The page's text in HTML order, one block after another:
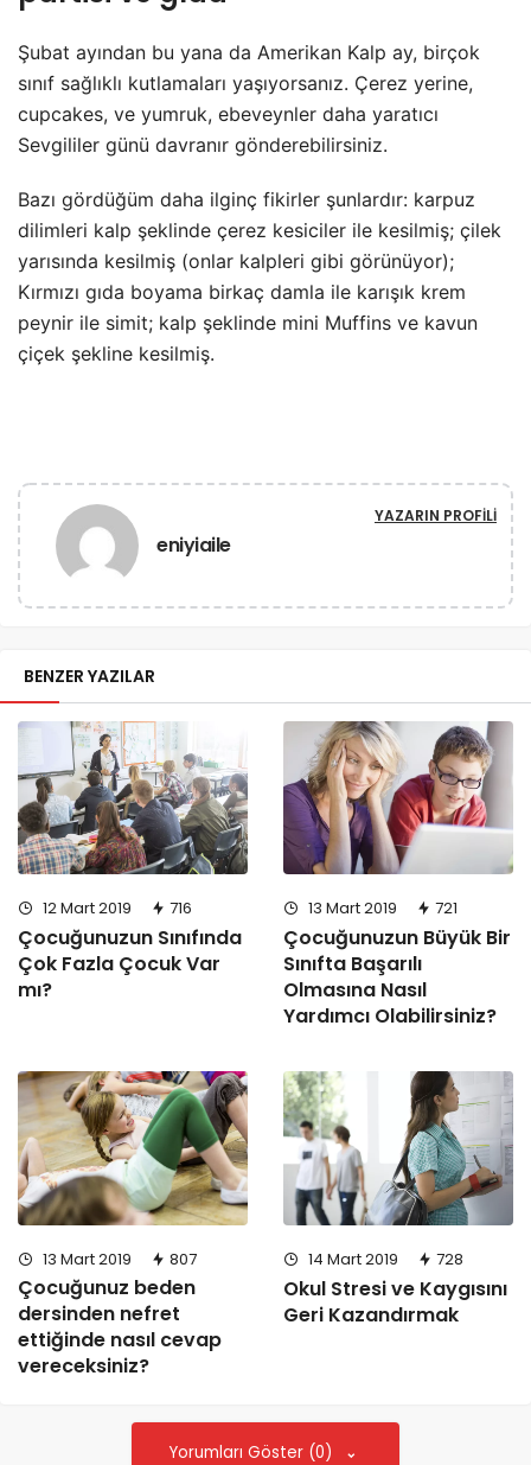
Şubat ayından bu yana da Amerikan Kalp ay, birçok
sınıf sağlıklı kutlamaları yaşıyorsanız. Çerez yerine,
cupcakes, ve yumruk, ebeveynler daha yaratıcı
Sevgililer günü davranır gönderebilirsiniz.
Bazı gördüğüm daha ilginç fikirler şunlardır: karpuz
dilimleri kalp şeklinde çerez kesiciler ile kesilmiş; çilek
yarısında kesilmiş (onlar kalpleri gibi görünüyor);
Kırmızı gıda boyama birkaç damla ile karışık krem
peynir ile simit; kalp şeklinde mini Muffins ve kavun
çiçek şekline kesilmiş.
eniyiaile
YAZARIN PROFILI
BENZER YAZILAR
12 Mart 2019 716
Çocuğunuzun Sınıfında
Çok Fazla Çocuk Var
mı?
13 Mart 2019 721
Çocuğunuzun Büyük Bir
Sınıfta Başarılı
Olmasına Nasıl
Yardımcı Olabilirsiniz?
13 Mart 2019 807
Çocuğunuz beden
dersinden nefret
ettiğinde nasıl cevap
vereceksiniz?
14 Mart 2019 728
Okul Stresi ve Kaygısını
Geri Kazandırmak
Yorumları Göster (0)